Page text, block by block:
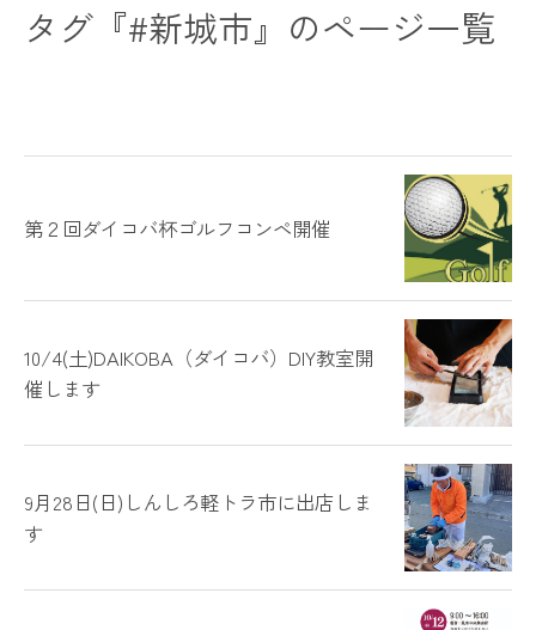
タグ『#新城市』のページ一覧
第２回ダイコバ杯ゴルフコンペ開催
10/4(土)DAIKOBA（ダイコバ）DIY教室開
催します
9月28日(日)しんしろ軽トラ市に出店しま
す